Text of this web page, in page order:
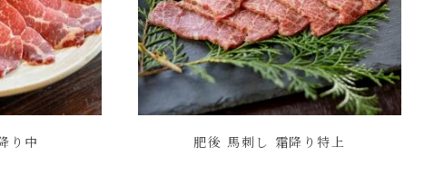
り中 肥後 馬刺し 霜降り特上